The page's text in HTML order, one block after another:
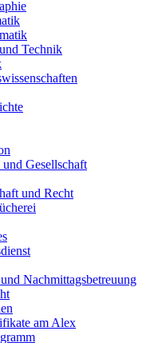
Technik
Gesellschaft
und Recht
Nachmittagsbetreuung
am Alex